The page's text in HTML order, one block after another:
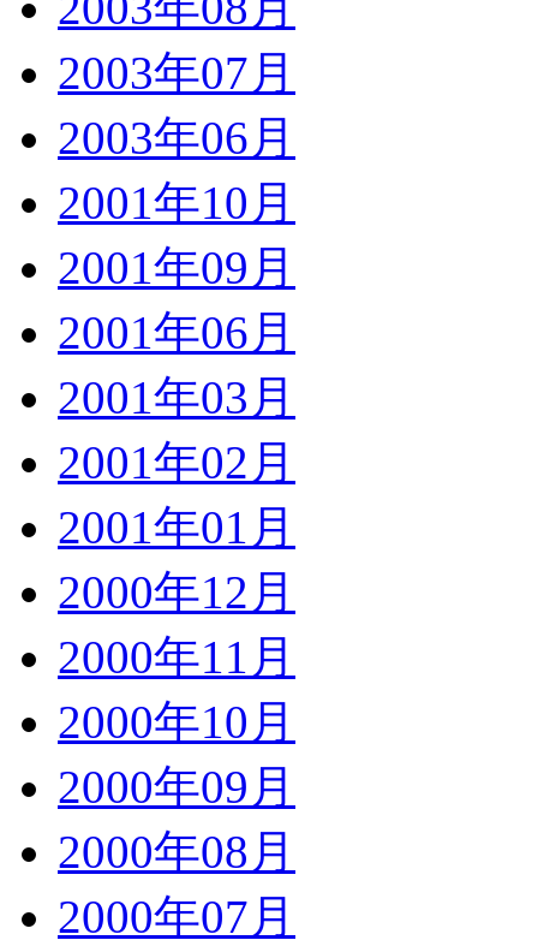
2003年07月
2003年06月
2001年10月
2001年09月
2001年06月
2001年03月
2001年02月
2001年01月
2000年12月
2000年11月
2000年10月
2000年09月
2000年08月
2000年07月